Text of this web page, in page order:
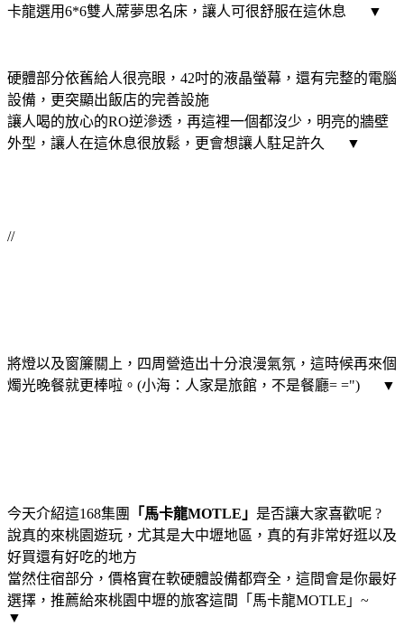
卡龍選用6*6雙人蓆夢思名床，讓人可很舒服在這休息 ▼
硬體部分依舊給人很亮眼，42吋的液晶螢幕，還有完整的電腦
設備，更突顯出飯店的完善設施
讓人喝的放心的RO逆滲透，再這裡一個都沒少，明亮的牆壁
外型，讓人在這休息很放鬆，更會想讓人駐足許久 ▼
//
將燈以及窗簾關上，四周營造出十分浪漫氣氛，這時候再來個
燭光晚餐就更棒啦。(小海：人家是旅館，不是餐廳= =") ▼
今天介紹這168集團 「馬卡龍MOTLE」 是否讓大家喜歡呢 ?
說真的來桃園遊玩，尤其是大中壢地區，真的有非常好逛以及
好買還有好吃的地方
當然住宿部分，價格實在軟硬體設備都齊全，這間會是你最好
選擇，推薦給來桃園中壢的旅客這間「馬卡龍MOTLE」~
▼